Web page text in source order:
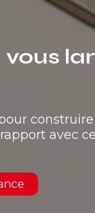
avec